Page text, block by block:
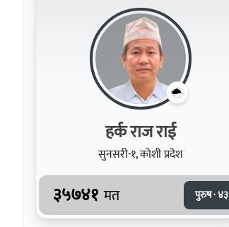
हर्क राज राई
सुनसरी-१, कोशी प्रदेश
३५७४१ मत पुरुष · ४३